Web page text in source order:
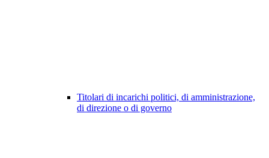
Titolari di incarichi politici, di amministrazione,
di direzione o di governo